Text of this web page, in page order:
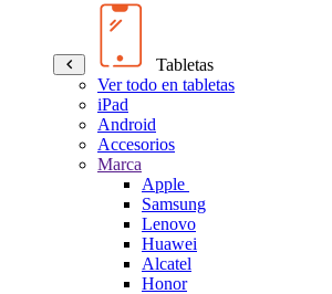
Tabletas
Ver todo en tabletas
iPad
Android
Accesorios
Marca
Apple
Samsung
Lenovo
Huawei
Alcatel
Honor